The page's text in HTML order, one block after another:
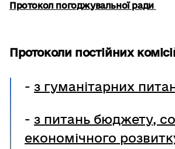
Протокол погоджувальної ради
Протоколи постійних
- з гуманітарних
- з питань бюджету,
економічного